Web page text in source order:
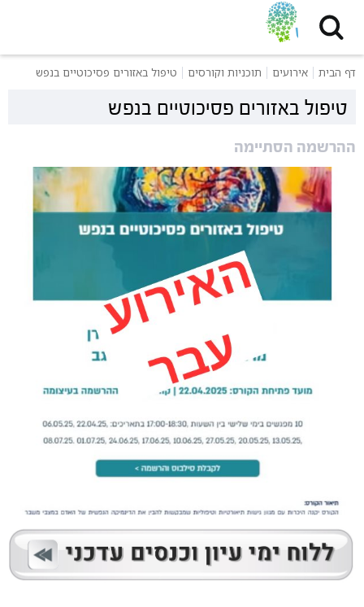
דף הבית אירועים תוכניות וקורסים טיפול באזורים פסיכוטיים בנפש
טיפול באזורים פסיכוטיים בנפש
ההרשמה הסתיימה